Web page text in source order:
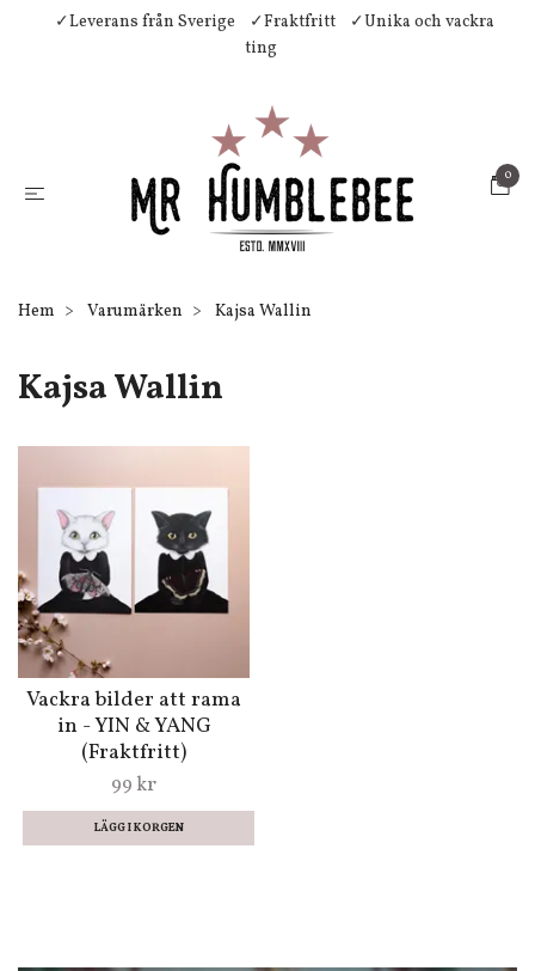
✓Leverans från Sverige ✓Fraktfritt
✓Unika och vackra
ting
0
Hem Varumärken Kajsa Wallin
Kajsa Wallin
Vackra bilder att rama
in - YIN & YANG
(Fraktfritt)
99 kr